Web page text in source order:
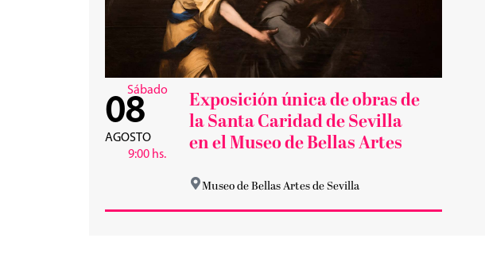
Sábado
08
AGOSTO
9:00 hs.
Exposición única de obras de
la Santa Caridad de Sevilla
en el Museo de Bellas Artes
Museo de Bellas Artes de Sevilla